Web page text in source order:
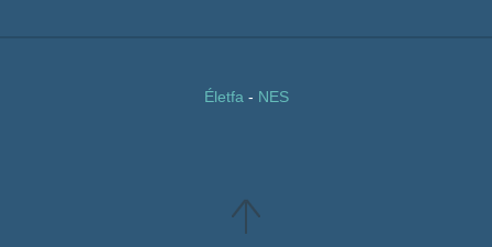
Életfa - NES